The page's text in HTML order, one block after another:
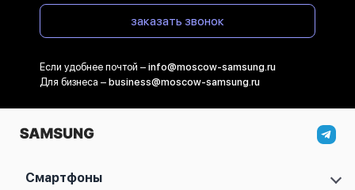
заказать звонок
Если удобнее почтой – info@moscow-samsung.ru
Для бизнеса – business@moscow-samsung.ru
Смартфоны